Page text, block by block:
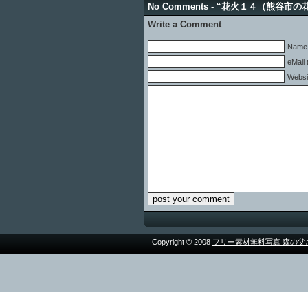
No Comments - “花火１４（熊谷市
Write a Comment
eMail
Copyright © 2008 フリー素材無料写真 森の父